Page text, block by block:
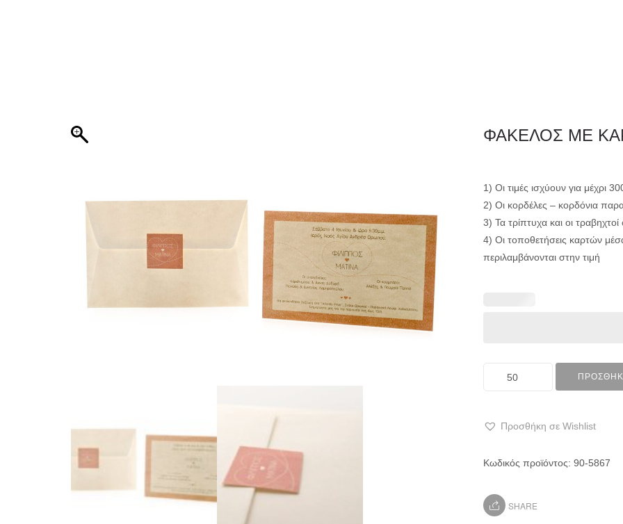
Εταιρειών/Τιμολογίων/
Ξενοδοχείων
ΦΑΚΕΛΟΣ ΜΕ
1) Οι τιμές ισχύουν για μέχρι
2) Οι κορδέλες – κορδόνια
3) Τα τρίπτυχα και οι
4) Οι τοποθετήσεις καρτών
περιλαμβάνονται στην τιμή
Προσθήκη σε Wishlist
Κωδικός προϊόντος: 90-5867
SHARE